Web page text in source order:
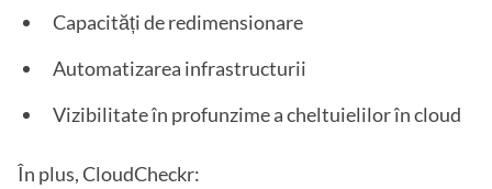
Capacități de redimensionare
Automatizarea infrastructurii
Vizibilitate în profunzime a cheltuielilor în cloud
În plus, CloudCheckr: